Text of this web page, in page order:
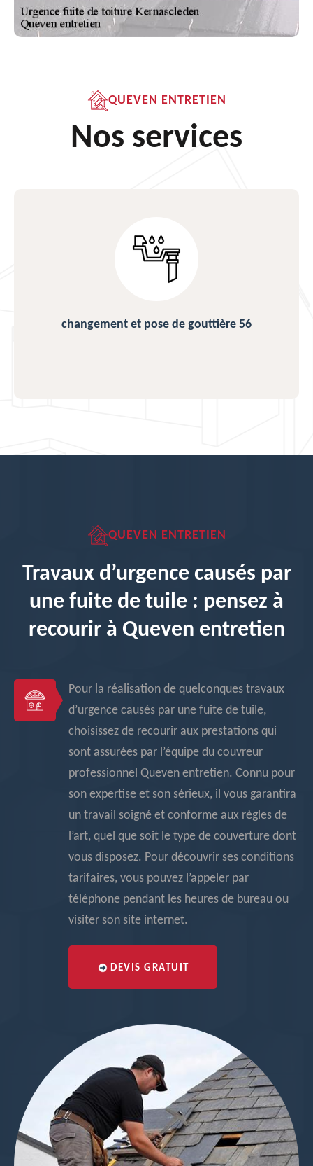
QUEVEN ENTRETIEN
Nos services
changement et pose de gouttière 56
QUEVEN ENTRETIEN
Travaux d’urgence causés par
une fuite de tuile : pensez à
recourir à Queven entretien
Pour la réalisation de quelconques travaux
d’urgence causés par une fuite de tuile,
choisissez de recourir aux prestations qui
sont assurées par l’équipe du couvreur
professionnel Queven entretien. Connu pour
son expertise et son sérieux, il vous garantira
un travail soigné et conforme aux règles de
l’art, quel que soit le type de couverture dont
vous disposez. Pour découvrir ses conditions
tarifaires, vous pouvez l’appeler par
téléphone pendant les heures de bureau ou
visiter son site internet.
DEVIS GRATUIT